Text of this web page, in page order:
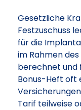
Gesetzliche
Festzuschuss
für die
im Rahmen
berechnet und
Bonus-Heft oft
Tarif teilweise